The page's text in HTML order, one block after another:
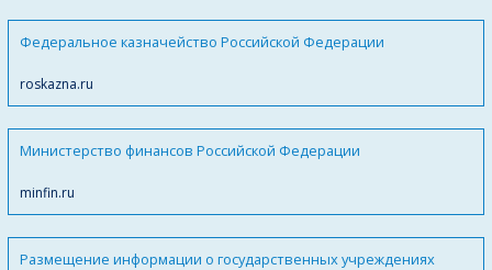
Федеральное казначейство Российской Федерации
roskazna.ru
Министерство финансов Российской Федерации
minfin.ru
Размещение информации о государственных учреждениях